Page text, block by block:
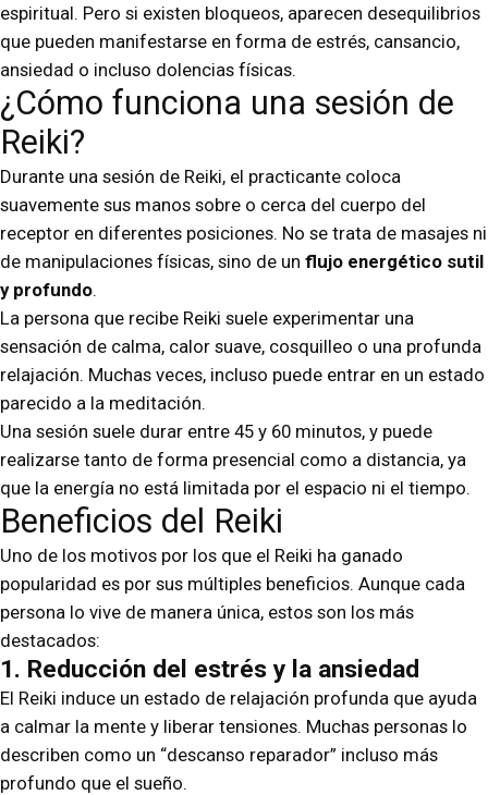
espiritual. Pero si existen bloqueos, aparecen desequilibrios
que pueden manifestarse en forma de estrés, cansancio,
ansiedad o incluso dolencias físicas.
¿Cómo funciona una sesión de
Reiki?
Durante una sesión de Reiki, el practicante coloca
suavemente sus manos sobre o cerca del cuerpo del
receptor en diferentes posiciones. No se trata de masajes ni
de manipulaciones físicas, sino de un flujo energético sutil
y profundo.
La persona que recibe Reiki suele experimentar una
sensación de calma, calor suave, cosquilleo o una profunda
relajación. Muchas veces, incluso puede entrar en un estado
parecido a la meditación.
Una sesión suele durar entre 45 y 60 minutos, y puede
realizarse tanto de forma presencial como a distancia, ya
que la energía no está limitada por el espacio ni el tiempo.
Beneficios del Reiki
Uno de los motivos por los que el Reiki ha ganado
popularidad es por sus múltiples beneficios. Aunque cada
persona lo vive de manera única, estos son los más
destacados:
1. Reducción del estrés y la ansiedad
El Reiki induce un estado de relajación profunda que ayuda
a calmar la mente y liberar tensiones. Muchas personas lo
describen como un “descanso reparador” incluso más
profundo que el sueño.